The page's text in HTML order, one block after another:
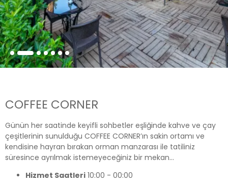
COFFEE CORNER
Günün her saatinde keyifli sohbetler eşliğinde kahve ve çay
çeşitlerinin sunulduğu COFFEE CORNER’ın sakin ortamı ve
kendisine hayran bırakan orman manzarası ile tatiliniz
süresince ayrılmak istemeyeceğiniz bir mekan…
Hizmet Saatleri 10:00 - 00:00